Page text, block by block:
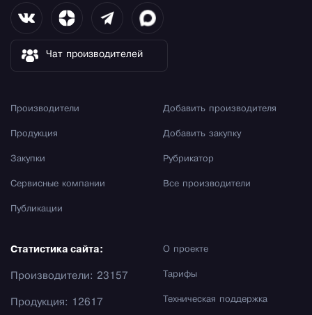
Чат производителей
Производители
Продукция
Закупки
Сервисные компании
Публикации
Добавить производителя
Добавить закупку
Рубрикатор
Все производители
О проекте
Тарифы
Техническая поддержка
Статистика сайта:
Производители: 23157
Продукция: 12617